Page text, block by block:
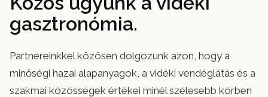
gasztronómia.
Partnereinkkel közösen dolgozunk azon, hogy a
minőségi hazai alapanyagok, a vidéki vendéglátás és a
szakmai közösségek értékei minél szélesebb körben